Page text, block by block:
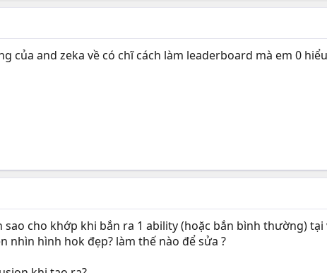
của and zeka về có chĩ cách làm leaderboard mà em 0
cho khớp khi bắn ra 1 ability (hoặc bắn bình thường)
nhìn hình hok đẹp? làm thế nào để sửa ?